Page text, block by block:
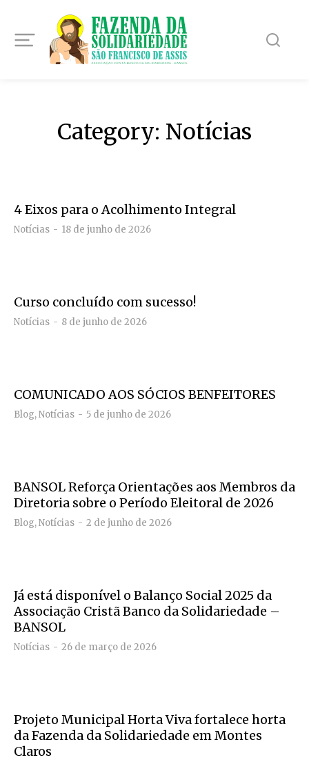
Category: Notícias
4 Eixos para o Acolhimento Integral
Notícias 18 de junho de 2026
Curso concluído com sucesso!
Notícias 8 de junho de 2026
COMUNICADO AOS SÓCIOS BENFEITORES
Blog,Notícias 5 de junho de 2026
BANSOL Reforça Orientações aos Membros da
Diretoria sobre o Período Eleitoral de 2026
Blog,Notícias 2 de junho de 2026
Já está disponível o Balanço Social 2025 da
Associação Cristã Banco da Solidariedade –
BANSOL
Notícias 26 de março de 2026
Projeto Municipal Horta Viva fortalece horta
da Fazenda da Solidariedade em Montes
Claros